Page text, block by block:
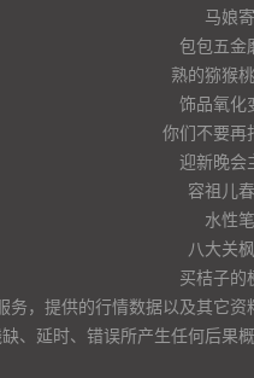
马娘
包包五金
熟的猕猴
饰品氧化
你们不要再
迎新晚会
容祖儿
水性
八大关
买桔子的
务，提供的行情数据以及其它
、延时、错误所产生任何后果